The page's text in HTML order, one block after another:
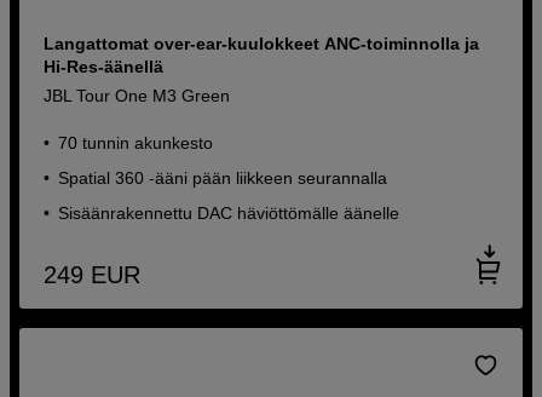
Langattomat over-ear-kuulokkeet ANC-toiminnolla ja
Hi-Res-äänellä
JBL Tour One M3 Green
70 tunnin akunkesto
Spatial 360 -ääni pään liikkeen seurannalla
Sisäänrakennettu DAC häviöttömälle äänelle
249 EUR